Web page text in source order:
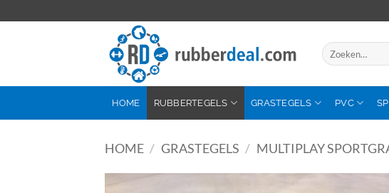
naar
Zoeken
naar:
HOME RUBBERTEGELS GRASTEGELS PVC
HOME / GRASTEGELS / MULTIPLAY